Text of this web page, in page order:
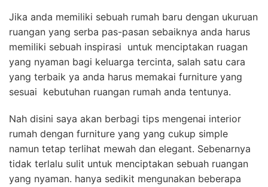
Jika anda memiliki sebuah rumah baru dengan ukuruan
ruangan yang serba pas-pasan sebaiknya anda harus
memiliki sebuah inspirasi untuk menciptakan ruagan
yang nyaman bagi keluarga tercinta, salah satu cara
yang terbaik ya anda harus memakai furniture yang
sesuai kebutuhan ruangan rumah anda tentunya.
Nah disini saya akan berbagi tips mengenai interior
rumah dengan furniture yang yang cukup simple
namun tetap terlihat mewah dan elegant. Sebenarnya
tidak terlalu sulit untuk menciptakan sebuah ruangan
yang nyaman. hanya sedikit mengunakan beberapa